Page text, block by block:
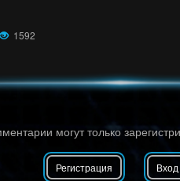
1592
могут только
Регистрация Вход